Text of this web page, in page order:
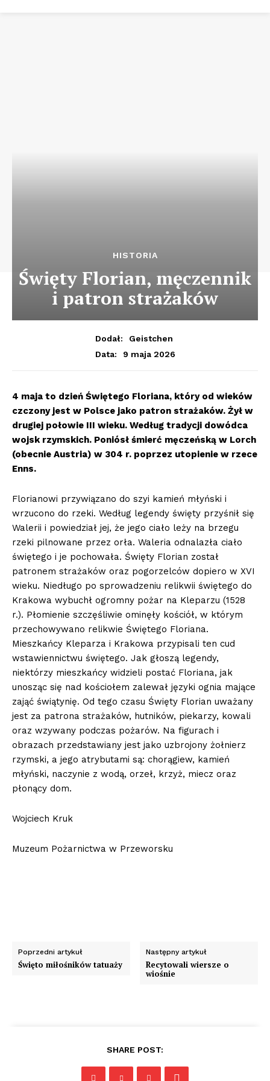
HISTORIA
Święty Florian, męczennik
i patron strażaków
Dodał:
Geistchen
Data:
9 maja 2026
​4 maja to dzień Świętego Floriana, który od wieków
czczony jest w Polsce jako patron strażaków. Żył w
drugiej połowie III wieku. Według tradycji dowódca
wojsk rzymskich. Poniósł śmierć męczeńską w Lorch
(obecnie Austria) w 304 r. poprzez utopienie w rzece
Enns.
Florianowi przywiązano do szyi kamień młyński i
wrzucono do rzeki. Według legendy święty przyśnił się
Walerii i powiedział jej, że jego ciało leży na brzegu
rzeki pilnowane przez orła. Waleria odnalazła ciało
świętego i je pochowała. Święty Florian został
patronem strażaków oraz pogorzelców dopiero w XVI
wieku. Niedługo po sprowadzeniu relikwii świętego do
Krakowa wybuchł ogromny pożar na Kleparzu (1528
r.). Płomienie szczęśliwie ominęły kościół, w którym
przechowywano relikwie Świętego Floriana.
Mieszkańcy Kleparza i Krakowa przypisali ten cud
wstawiennictwu świętego. Jak głoszą legendy,
niektórzy mieszkańcy widzieli postać Floriana, jak
unosząc się nad kościołem zalewał języki ognia mające
zająć świątynię. Od tego czasu Święty Florian uważany
jest za patrona strażaków, hutników, piekarzy, kowali
oraz wzywany podczas pożarów. Na figurach i
obrazach przedstawiany jest jako uzbrojony żołnierz
rzymski, a jego atrybutami są: chorągiew, kamień
młyński, naczynie z wodą, orzeł, krzyż, miecz oraz
płonący dom.
Wojciech Kruk
Muzeum Pożarnictwa w Przeworsku
Poprzedni artykuł
Święto miłośników tatuaży
Następny artykuł
Recytowali wiersze o
wiośnie
SHARE POST: